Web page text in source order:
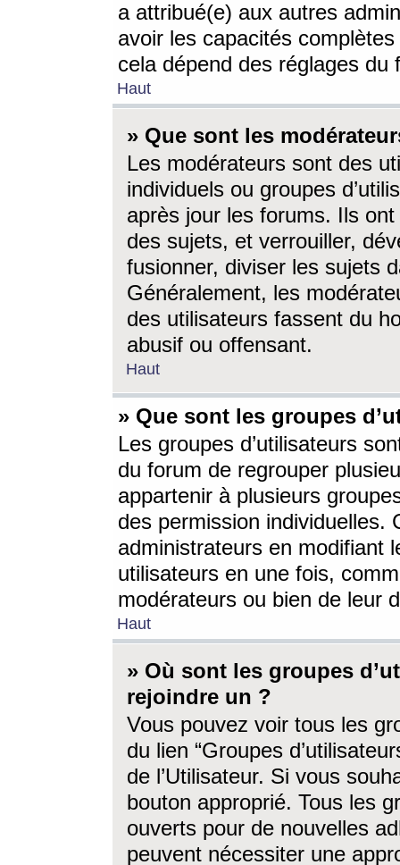
a attribué(e) aux autres
avoir les capacités
cela dépend des réglages du
Haut
» Que sont les
Les modérateurs sont des
individuels ou groupes
après jour les forums. Ils ont
des sujets, et verrouiller,
fusionner, diviser les sujets
Généralement, les
des utilisateurs fassent du
abusif ou offensant.
Haut
» Que sont les groupes
Les groupes d’utilisateurs
du forum de regrouper
appartenir à plusieurs
des permission individuelles.
administrateurs en modifiant
utilisateurs en une fois,
modérateurs ou bien de leur
Haut
» Où sont les groupes
rejoindre un ?
Vous pouvez voir tous les
du lien “Groupes
de l’Utilisateur. Si vous
bouton approprié. Tous les
ouverts pour de nouvelles
peuvent nécessiter une